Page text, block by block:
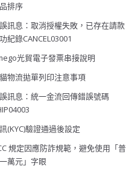
排序
訊息：取消授權失敗，已存在請款
紀錄CANCEL03001
光貿電子發票串接說明
物流拋單列印注意事項
訊息：統一金流回傳錯誤號碼
(KYC)驗證通過後設定
規定因應防詐規範，避免使用「普
萬元」字眼